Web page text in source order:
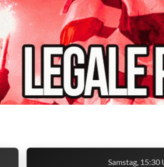
Samstag, 15:30